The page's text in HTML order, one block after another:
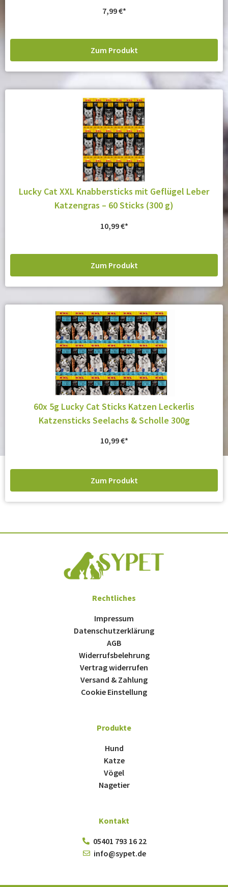
7,99€
Zum Produkt
Lucky Cat XXL Knabbersticks mit Geflügel Leber
Katzengras – 60 Sticks (300 g)
10,99€
Zum Produkt
60x 5g Lucky Cat Sticks Katzen Leckerlis
Katzensticks Seelachs & Scholle 300g
10,99€
Zum Produkt
Rechtliches
Impressum
Datenschutzerklärung
AGB
Widerrufsbelehrung
Vertrag widerrufen
Versand & Zahlung
Cookie Einstellung
Produkte
Hund
Katze
Vögel
Nagetier
Kontakt
05401 793 16 22
info@sypet.de